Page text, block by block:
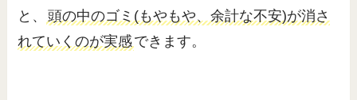
と、 頭の中のゴミ(もやもや、余計な不安)が消さ
れていくのが実感できます。